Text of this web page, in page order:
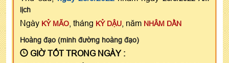
lịch
Ngày KỶ MÃO , tháng KỶ DẬU , năm NHÂM DẦN
Hoàng đạo (minh đường hoàng đạo)
GIỜ TỐT TRONG NGÀY :